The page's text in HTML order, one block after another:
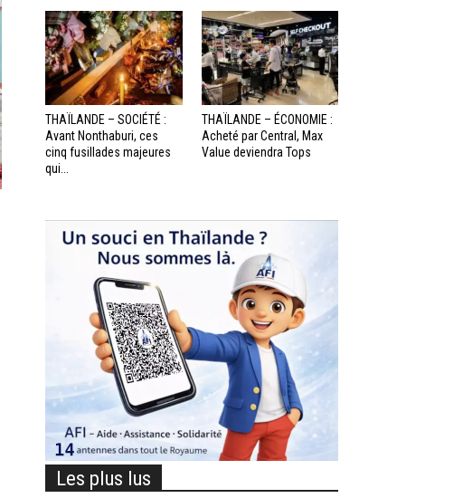
THAÏLANDE – SOCIÉTÉ :
Avant Nonthaburi, ces
cinq fusillades majeures
qui...
THAÏLANDE – ÉCONOMIE :
Acheté par Central, Max
Value deviendra Tops
Les plus lus